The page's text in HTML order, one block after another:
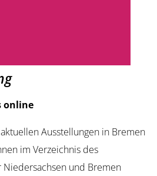
online
Ausstellungen in Bremen
im Verzeichnis des
und Bremen